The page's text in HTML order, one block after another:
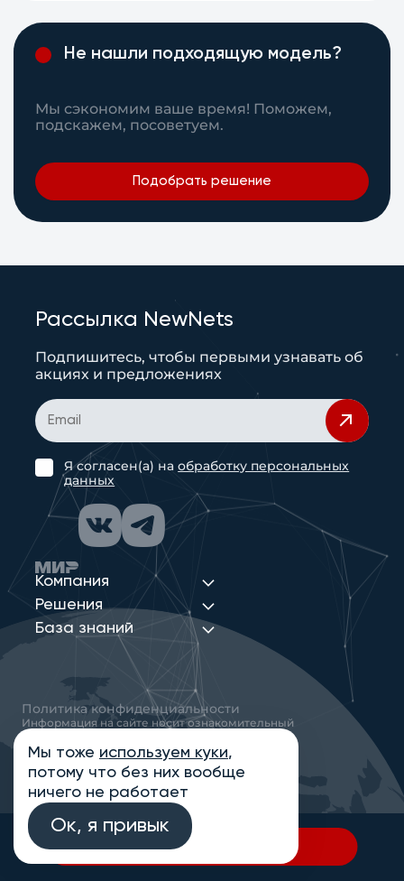
В спецификацию
Не нашли подходящую модель?
Мы сэкономим ваше время! Поможем,
подскажем, посоветуем.
Подобрать решение
Компания
Решения
База знаний
Рассылка NewNets
Подпишитесь, чтобы первыми узнавать об
акциях и предложениях
Я согласен(а) наобработку персональных
данных
Политика конфиденциальности
Информация на сайте носит ознакомительный
характер и не является публичной офертой,
определяемой положениями статьи 437
Гражданского кодекса РФ
© 2013-2026 Новые Сети Интеграция
Мы тоже используем куки,
потому что без них вообще
ничего не работает
Ок, я привык